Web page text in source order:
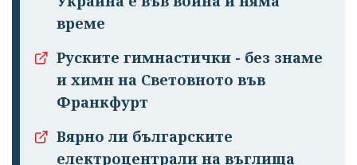
време
Руските гимнастички - без знаме
и химн на Световното във
Франкфурт
Вярно ли българските
електроцентрали на въглища